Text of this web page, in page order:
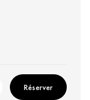
Réserver